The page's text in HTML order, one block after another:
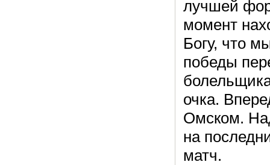
лучшей
момент
Богу, что
победы
очка.
Омском.
на
матч.